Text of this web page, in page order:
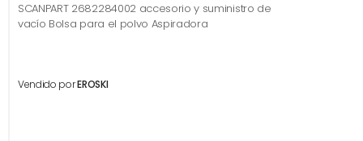
SCANPART 2682284002 accesorio y suministro de
vacío Bolsa para el polvo Aspiradora
Vendido porEROSKI